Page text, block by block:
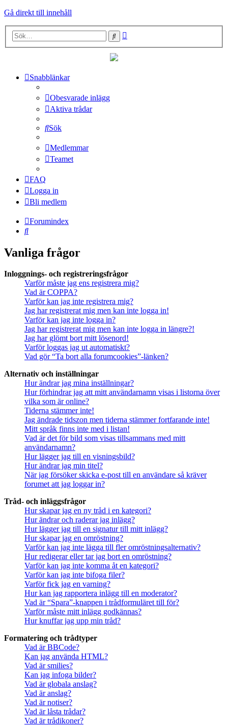
Gå direkt till innehåll
Sök
Snabblänkar
Obesvarade inlägg
Aktiva trådar
Sök
Medlemmar
Teamet
FAQ
Logga in
Bli medlem
Forumindex
Sök
Vanliga frågor
Inloggnings- och registreringsfrågor
Varför måste jag ens registrera mig?
Vad är COPPA?
Varför kan jag inte registrera mig?
Jag har registrerat mig men kan inte logga in!
Varför kan jag inte logga in?
Jag har registrerat mig men kan inte logga in längre?!
Jag har glömt bort mitt lösenord!
Varför loggas jag ut automatiskt?
Vad gör “Ta bort alla forumcookies”-länken?
Alternativ och inställningar
Hur ändrar jag mina inställningar?
Hur förhindrar jag att mitt användarnamn visas i listorna över
vilka som är online?
Tiderna stämmer inte!
Jag ändrade tidszon men tiderna stämmer fortfarande inte!
Mitt språk finns inte med i listan!
Vad är det för bild som visas tillsammans med mitt
användarnamn?
Hur lägger jag till en visningsbild?
Hur ändrar jag min titel?
När jag försöker skicka e-post till en användare så kräver
forumet att jag loggar in?
Tråd- och inläggsfrågor
Hur skapar jag en ny tråd i en kategori?
Hur ändrar och raderar jag inlägg?
Hur lägger jag till en signatur till mitt inlägg?
Hur skapar jag en omröstning?
Varför kan jag inte lägga till fler omröstningsalternativ?
Hur redigerar eller tar jag bort en omröstning?
Varför kan jag inte komma åt en kategori?
Varför kan jag inte bifoga filer?
Varför fick jag en varning?
Hur kan jag rapportera inlägg till en moderator?
Vad är “Spara”-knappen i trådformuläret till för?
Varför måste mitt inlägg godkännas?
Hur knuffar jag upp min tråd?
Formatering och trådtyper
Vad är BBCode?
Kan jag använda HTML?
Vad är smilies?
Kan jag infoga bilder?
Vad är globala anslag?
Vad är anslag?
Vad är notiser?
Vad är låsta trådar?
Vad är trådikoner?